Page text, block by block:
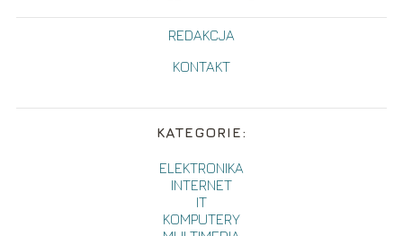
REDAKCJA
KONTAKT
KATEGORIE:
ELEKTRONIKA
INTERNET
IT
KOMPUTERY